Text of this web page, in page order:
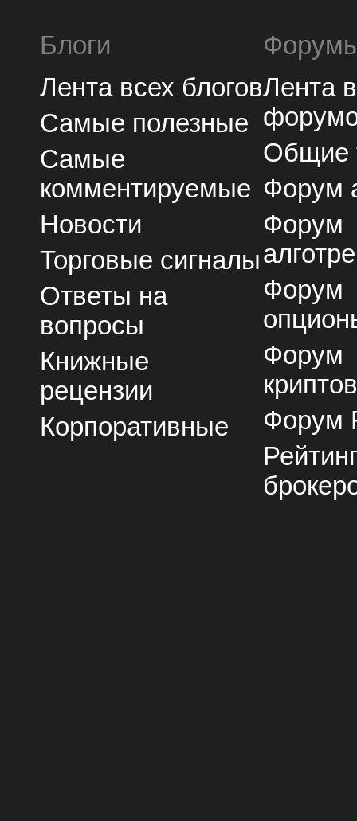
Блоги
Лента всех блогов
Самые полезные
Самые
комментируемые
Новости
Торговые сигналы
Ответы на
вопросы
Книжные
рецензии
Корпоративные
Лента
Общие
Форум
Форум
Форум
Форум
Форум